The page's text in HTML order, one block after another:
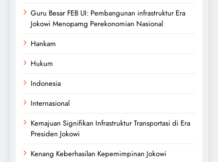
Guru Besar FEB UI: Pembangunan infrastruktur Era
Jokowi Menopamg Perekonomian Nasional
Hankam
Hukum
Indonesia
Internasional
Kemajuan Signifikan Infrastruktur Transportasi di Era
Presiden Jokowi
Kenang Keberhasilan Kepemimpinan Jokowi